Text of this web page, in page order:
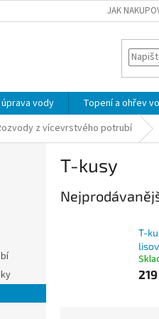
JAK
vody Topení a ohřev
z vícevrstvého potrubí
T-kusy
T-